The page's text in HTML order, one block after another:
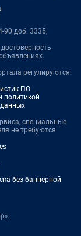
90 доб. 3335,
регулируются:
ПО
политикой
специальные
не требуются
без баннерной